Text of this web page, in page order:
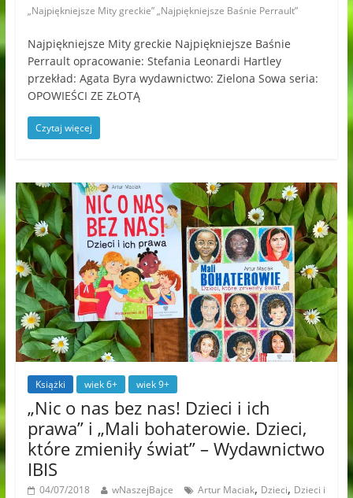
„Najpiękniejsze Mity greckie” „Najpiękniejsze Baśnie Perrault”
Najpiękniejsze Mity greckie Najpiękniejsze Baśnie
Perrault opracowanie: Stefania Leonardi Hartley
przekład: Agata Byra wydawnictwo: Zielona Sowa seria:
OPOWIEŚCI ZE ZŁOTĄ
Czytaj więcej
Książki wiek 6+ wiek 9+
„Nic o nas bez nas! Dzieci i ich
prawa” i „Mali bohaterowie. Dzieci,
które zmieniły świat” – Wydawnictwo
IBIS
04/07/2018 wNaszejBajce Artur Maciak, Dzieci, Dzieci i